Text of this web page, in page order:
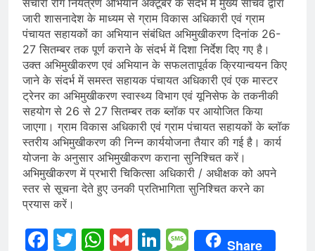
जारी शासनादेश के माध्यम से ग्राम विकास अधिकारी एवं ग्राम
पंचायत सहायकों का अभियान संबंधित अभिमुखीकरण दिनांक 26-
27 सितम्बर तक पूर्ण कराने के संदर्भ में दिशा निर्देश दिए गए है।
उक्त अभिमुखीकरण एवं अभियान के सफलतापूर्वक क्रियान्वयन किए
जाने के संदर्भ में समस्त सहायक पंचायत अधिकारी एवं एक मास्टर
ट्रेनर का अभिमुखीकरण स्वास्थ्य विभाग एवं यूनिसेफ के तकनीकी
सहयोग से 26 से 27 सितम्बर तक ब्लॉक पर आयोजित किया
जाएगा। ग्राम विकास अधिकारी एवं ग्राम पंचायत सहायकों के ब्लॉक
स्तरीय अभिमुखीकरण की निन्न कार्ययोजना तैयार की गई है। कार्य
योजना के अनुसार अभिमुखीकरण कराना सुनिश्चित करें।
अभिमुखीकरण में प्रभारी चिकित्सा अधिकारी / अधीक्षक को अपने
स्तर से सूचना देते हुए उनकी प्रतिभागिता सुनिश्चित करने का
प्रयास करें।
Facebook
Twitter
WhatsApp
GmailLinkedIn
Message
Share